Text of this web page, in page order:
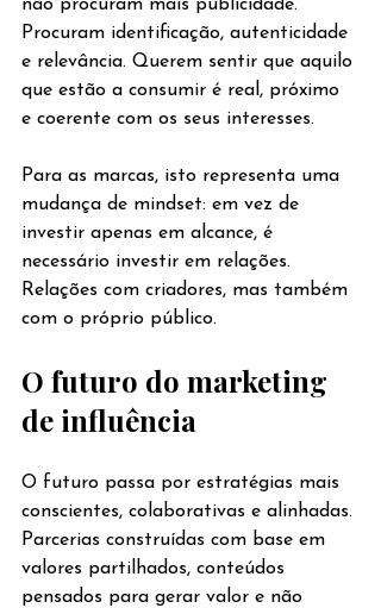
não procuram mais publicidade.
Procuram identificação, autenticidade
e relevância. Querem sentir que aquilo
que estão a consumir é real, próximo
e coerente com os seus interesses.
Para as marcas, isto representa uma
mudança de mindset: em vez de
investir apenas em alcance, é
necessário investir em relações.
Relações com criadores, mas também
com o próprio público.
O futuro do marketing
de influência
O futuro passa por estratégias mais
conscientes, colaborativas e alinhadas.
Parcerias construídas com base em
valores partilhados, conteúdos
pensados para gerar valor e não